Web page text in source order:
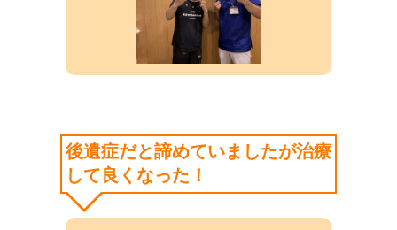
後遺症だと諦めていましたが治療
して良くなった！